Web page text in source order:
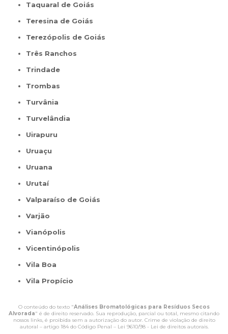
Taquaral de Goiás
Teresina de Goiás
Terezópolis de Goiás
Três Ranchos
Trindade
Trombas
Turvânia
Turvelândia
Uirapuru
Uruaçu
Uruana
Urutaí
Valparaíso de Goiás
Varjão
Vianópolis
Vicentinópolis
Vila Boa
Vila Propício
O conteúdo do texto "Análises Bromatológicas para Resíduos Secos
Alvorada" é de direito reservado. Sua reprodução, parcial ou total, mesmo citando
nossos links, é proibida sem a autorização do autor. Crime de violação de direito
autoral – artigo 184 do Código Penal – Lei 9610/98 - Lei de direitos autorais.